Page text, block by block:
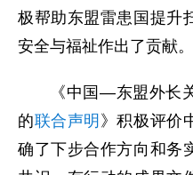
极帮助东盟雷患国提升
安全与福祉作出了贡献。
《中国—东盟外长
的联合声明 》积极评价
确了下步合作方向和务